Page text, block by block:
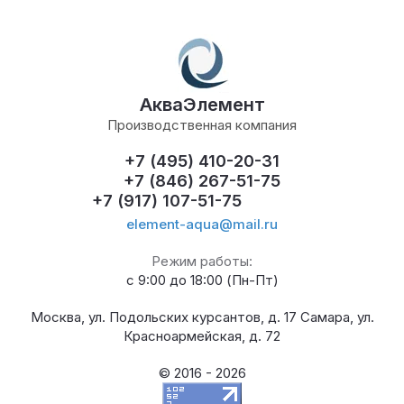
АкваЭлемент
Производственная компания
+7 (495) 410-20-31
+7 (846) 267-51-75
+7 (917) 107-51-75
element-aqua@mail.ru
Режим работы:
с 9:00 до 18:00 (Пн-Пт)
Москва, ул. Подольских курсантов, д. 17 Самара, ул.
Красноармейская, д. 72
© 2016 - 2026